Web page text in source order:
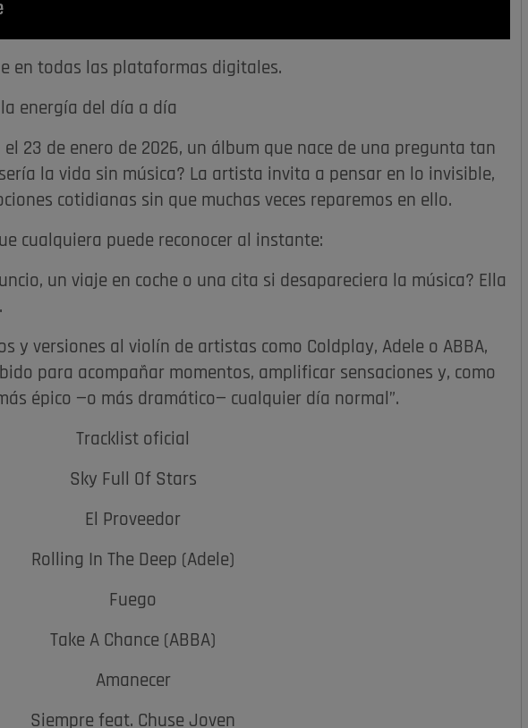
en todas las plataformas digitales.
energía del día a día
23 de enero de 2026, un álbum que nace de una pregunta tan
la vida sin música? La artista invita a pensar en lo invisible,
cotidianas sin que muchas veces reparemos en ello.
cualquiera puede reconocer al instante:
un viaje en coche o una cita si desapareciera la música? Ella
y versiones al violín de artistas como Coldplay, Adele o ABBA,
para acompañar momentos, amplificar sensaciones y, como
épico —o más dramático— cualquier día normal”.
Tracklist oficial
Sky Full Of Stars
El Proveedor
Rolling In The Deep (Adele)
Fuego
Take A Chance (ABBA)
Amanecer
Siempre feat. Chuse Joven